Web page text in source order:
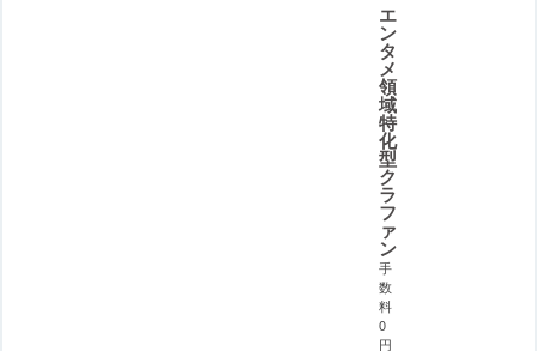
エ
ン
タ
メ
領
域
特
化
型
ク
ラ
フ
ァ
ン
手
数
料
0
円